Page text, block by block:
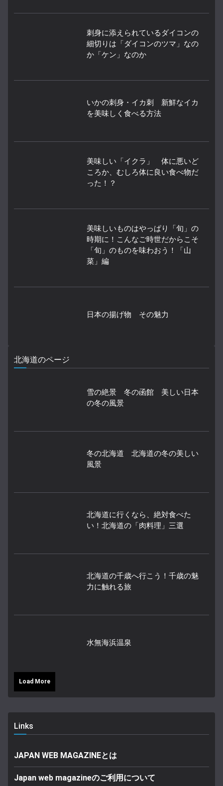
刺身に添えられているダイコンの
細切りは「ダイコンのツマ」なの
か「ケン」なのか
いかの刺身・イカ刺 新鮮なイカ
を美味しく食べる方法
美味しい「イクラ」 体に悪いど
ころか、むしろ体に良い食べ物だ
った！？
美味しいものはやっぱり「旬」の
時期に！こんなご時世だからこそ
「旬」のものを味わおう！「山
菜」編
日本の揚げ物 その魅力
北海道のページ
雪の絶景 冬の函館 美しい日本
の冬の風景
冬の北海道 北海道の冬の美しい
風景
北海道に行くなら、絶対食べた
い！北海道の「肉料理」三選
北海道の千歳へ行こう！千歳の魅
力に触れる旅
水無海浜温泉
Load More
Links
JAPAN WEB MAGAZINEとは
Japan web magazineのご利用について